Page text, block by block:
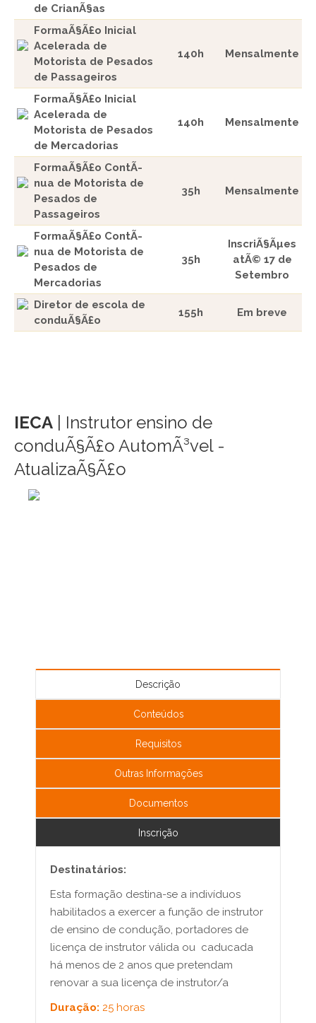
de CrianÃ§as
FormaÃ§Ã£o Inicial
Acelerada de
Motorista de Pesados
de Passageiros
140h Mensalmente
FormaÃ§Ã£o Inicial
Acelerada de
Motorista de Pesados
de Mercadorias
140h Mensalmente
FormaÃ§Ã£o ContÃ­
nua de Motorista de
Pesados de
Passageiros
35h Mensalmente
FormaÃ§Ã£o ContÃ­
nua de Motorista de
Pesados de
Mercadorias
35h
InscriÃ§Ãµes
atÃ© 17 de
Setembro
Diretor de escola de
conduÃ§Ã£o
155h Em breve
IECA | Instrutor ensino de
conduÃ§Ã£o AutomÃ³vel -
AtualizaÃ§Ã£o
Descrição
Conteúdos
Requisitos
Outras Informações
Documentos
Inscrição
Destinatários:
Esta formação destina-se a indivíduos
habilitados a exercer a função de instrutor
de ensino de condução, portadores de
licença de instrutor válida ou caducada
há menos de 2 anos que pretendam
renovar a sua licença de instrutor/a
Duração: 25 horas